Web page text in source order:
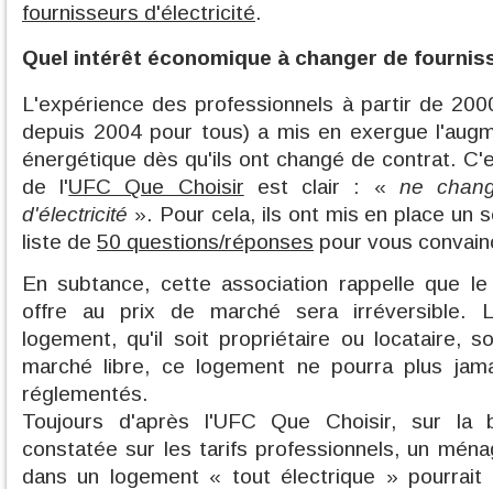
fournisseurs d'électricité.
Quel intérêt économique à changer de
L'expérience des professionnels à partir de
depuis 2004 pour tous) a mis en exergue
énergétique dès qu'ils ont changé de contrat.
de l'UFC Que Choisir est clair : « ne
d'électricité ». Pour cela, ils ont mis en place un
liste de 50 questions/réponses pour vous
En subtance, cette association rappelle que
offre au prix de marché sera irréversible.
logement, qu'il soit propriétaire ou locataire,
marché libre, ce logement ne pourra plus
réglementés.
Toujours d'après l'UFC Que Choisir, sur la
constatée sur les tarifs professionnels, un
dans un logement « tout électrique » pourrait